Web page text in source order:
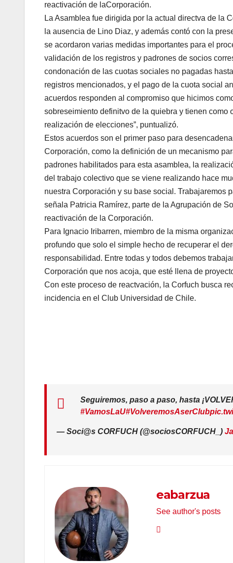
reactivación de laCorporación.
La Asamblea fue dirigida por la actual directva de la
la ausencia de Lino Diaz, y además contó con la
se acordaron varias medidas importantes para el
validación de los registros y padrones de socios
condonación de las cuotas sociales no pagadas
registros mencionados, y el pago de la cuota social
acuerdos responden al compromiso que hicimos
sobreseimiento definitvo de la quiebra y tienen
realización de elecciones”, puntualizó.
Estos acuerdos son el primer paso para
Corporación, como la definición de un mecanismo
padrones habilitados para esta asamblea, la
del trabajo colectivo que se viene realizando hace
nuestra Corporación y su base social. Trabajaremos
señala Patricia Ramírez, parte de la Agrupación de
reactivación de la Corporación.
Para Ignacio Iribarren, miembro de la misma
profundo que solo el simple hecho de recuperar el
responsabilidad. Entre todas y todos debemos
Corporación que nos acoja, que esté llena de
Con este proceso de reactvación, la Corfuch busca
incidencia en el Club Universidad de Chile.
Seguiremos, paso a paso, hasta
#VamosLaU#VolveremosAserClub
— Soci@s CORFUCH (@sociosCORFUCH_)
eabarzua
See author's posts